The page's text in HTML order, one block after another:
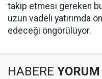
takip etmesi gereken
uzun vadeli yatırımda
edeceği öngörülüyor.
HABERE